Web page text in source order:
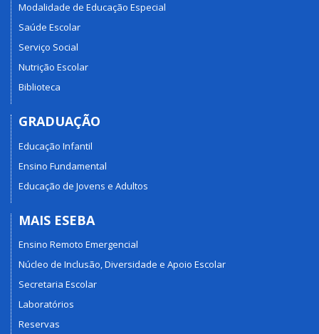
Modalidade de Educação Especial
Saúde Escolar
Serviço Social
Nutrição Escolar
Biblioteca
GRADUAÇÃO
Educação Infantil
Ensino Fundamental
Educação de Jovens e Adultos
MAIS ESEBA
Ensino Remoto Emergencial
Núcleo de Inclusão, Diversidade e Apoio Escolar
Secretaria Escolar
Laboratórios
Reservas